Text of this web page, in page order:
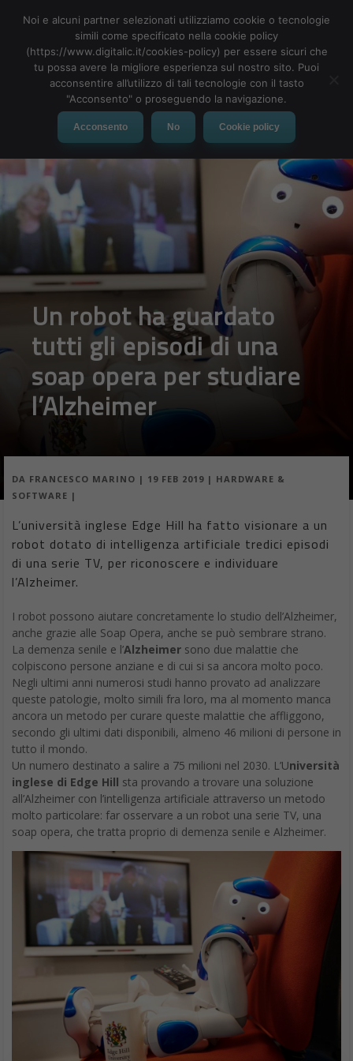
MENU
Un robot ha guardato
tutti gli episodi di una
soap opera per studiare
l’Alzheimer
DA FRANCESCO MARINO | 19 FEB 2019 | HARDWARE &
SOFTWARE |
L’università inglese Edge Hill ha fatto visionare a un
robot dotato di intelligenza artificiale tredici episodi
di una serie TV, per riconoscere e individuare
l’Alzheimer.
I robot possono aiutare concretamente lo studio dell’Alzheimer,
anche grazie alle Soap Opera, anche se può sembrare strano.
La demenza senile e l’Alzheimer sono due malattie che
colpiscono persone anziane e di cui si sa ancora molto poco.
Negli ultimi anni numerosi studi hanno provato ad analizzare
queste patologie, molto simili fra loro, ma al momento manca
ancora un metodo per curare queste malattie che affliggono,
secondo gli ultimi dati disponibili, almeno 46 milioni di persone in
tutto il mondo.
Un numero destinato a salire a 75 milioni nel 2030. L’Università
inglese di Edge Hill sta provando a trovare una soluzione
all’Alzheimer con l’intelligenza artificiale attraverso un metodo
molto particolare: far osservare a un robot una serie TV, una
soap opera, che tratta proprio di demenza senile e Alzheimer.
Noi e alcuni partner selezionati utilizziamo cookie o tecnologie
simili come specificato nella cookie policy
(https://www.digitalic.it/cookies-policy) per essere sicuri che
tu possa avere la migliore esperienza sul nostro sito. Puoi
acconsentire all’utilizzo di tali tecnologie con il tasto
"Acconsento" o proseguendo la navigazione.
Acconsento No Cookie policy